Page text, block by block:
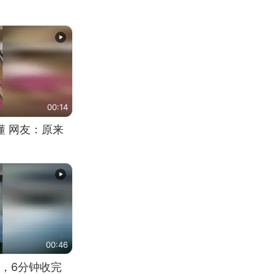
00:14
网友：原来
00:46
6分钟收完